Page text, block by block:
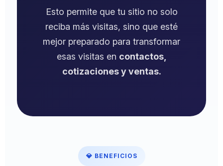
Esto permite que tu sitio no solo
reciba más visitas, sino que esté
mejor preparado para transformar
esas visitas en contactos,
cotizaciones y ventas.
💎 BENEFICIOS